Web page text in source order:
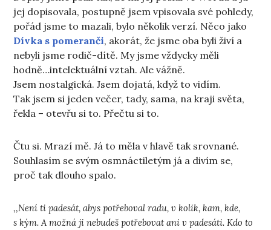
jej dopisovala, postupně jsem vpisovala své pohledy,
pořád jsme to mazali, bylo několik verzí. Něco jako
Dívka s pomeranči, akorát, že jsme oba byli živí a
nebyli jsme rodič-dítě. My jsme vždycky měli
hodně…intelektuální vztah. Ale vážně.
Jsem nostalgická. Jsem dojatá, když to vidím.
Tak jsem si jeden večer, tady, sama, na kraji světa,
řekla – otevřu si to. Přečtu si to.
Čtu si. Mrazí mě. Já to měla v hlavě tak srovnané.
Souhlasím se svým osmnáctiletým já a divím se,
proč tak dlouho spalo.
,,Není ti padesát, abys potřeboval radu, v kolik, kam, kde,
s kým. A možná ji nebudeš potřebovat ani v padesáti. Kdo to